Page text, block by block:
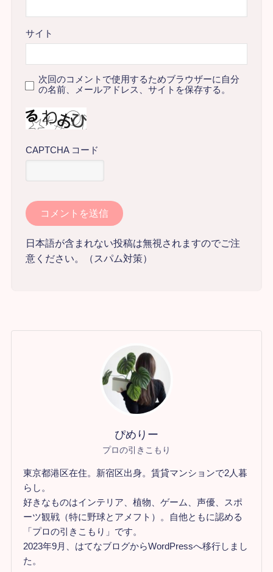
サイト
次回のコメントで使用するためブラウザーに自分
の名前、メールアドレス、サイトを保存する。
CAPTCHA コード
日本語が含まれない投稿は無視されますのでご注
意ください。（スパム対策）
ぴめりー
プロの引きこもり
東京都港区在住。新宿区出身。賃貸マンションで2人暮
らし。
好きなものはインテリア、植物、ゲーム、声優、スポ
ーツ観戦（特に野球とアメフト）。自他ともに認める
「プロの引きこもり」です。
2023年9月、はてなブログからWordPressへ移行しまし
た。